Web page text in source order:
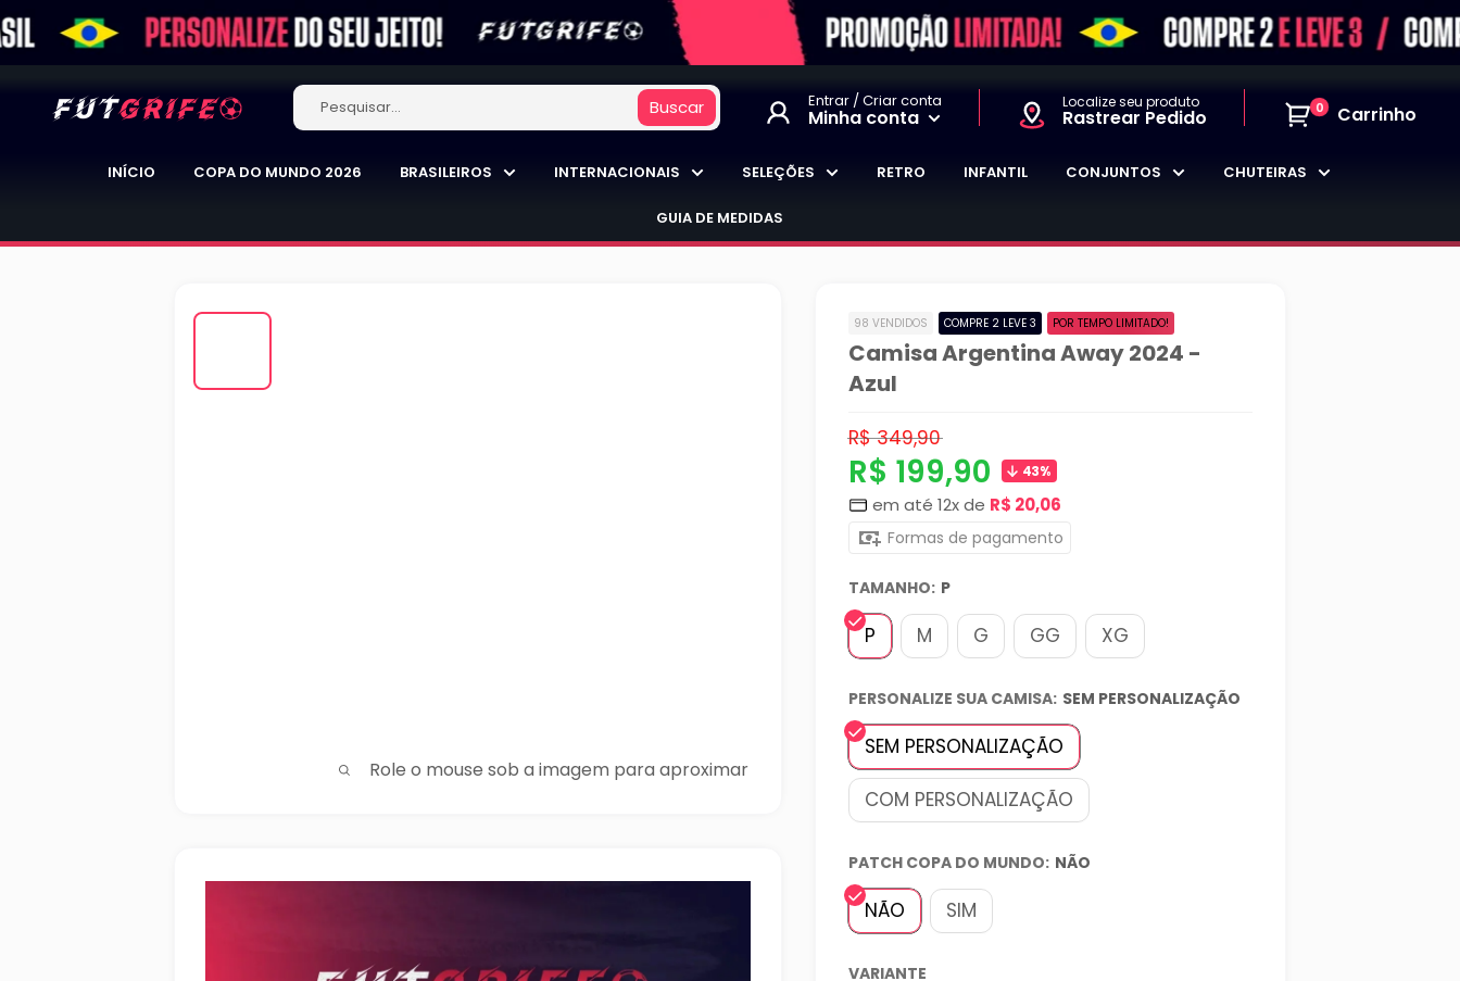
Pular
para
conteúdo
Futgrife
Brasil
Buscar Entrar / Criar conta
Minha conta
Localize seu produto
Rastrear Pedido 0 Carrinho
INÍCIO COPA DO MUNDO 2026 BRASILEIROS INTERNACIONAIS SELEÇÕES RETRO INFANTIL CONJUNTOS CHUTEIRAS
GUIA DE MEDIDAS
Role o mouse sob a imagem para aproximar
98 VENDIDOS COMPRE 2 LEVE 3 POR TEMPO LIMITADO!
Camisa Argentina Away 2024 -
Azul
Preço
normal
R$ 349,90
Preço
promocional
R$ 199,90 43%
em até 12x de R$ 20,06
Formas de pagamento
TAMANHO: P
P M G GG XG
PERSONALIZE SUA CAMISA: SEM PERSONALIZAÇÃO
SEM PERSONALIZAÇÃO
COM PERSONALIZAÇÃO
PATCH COPA DO MUNDO: NÃO
NÃO SIM
VARIANTE